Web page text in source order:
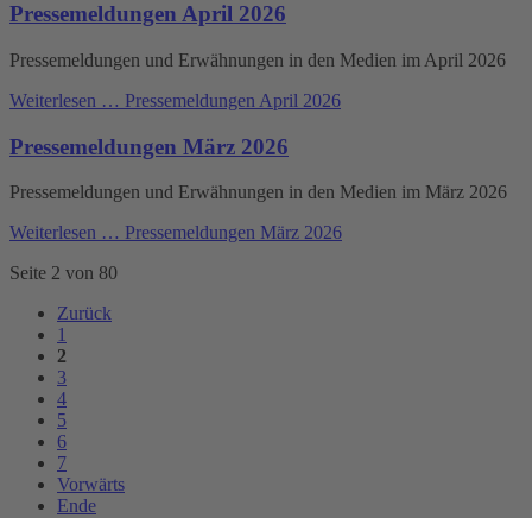
Pressemeldungen April 2026
Pressemeldungen und Erwähnungen in den Medien im April 2026
Weiterlesen … Pressemeldungen April 2026
Pressemeldungen März 2026
Pressemeldungen und Erwähnungen in den Medien im März 2026
Weiterlesen … Pressemeldungen März 2026
Seite 2 von 80
Zurück
1
2
3
4
5
6
7
Vorwärts
Ende